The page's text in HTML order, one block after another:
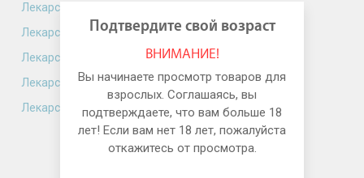
Лекарства в Волгограде
Лекарства в Краснодаре
Лекарства в Саратове
Лекарства в Тюмени
Лекарства в Тольятти
Подтвердите свой возраст
ВНИМАНИЕ!
Вы начинаете просмотр товаров для
взрослых. Соглашаясь, вы
подтверждаете, что вам больше 18
лет! Если вам нет 18 лет, пожалуйста
откажитесь от просмотра.